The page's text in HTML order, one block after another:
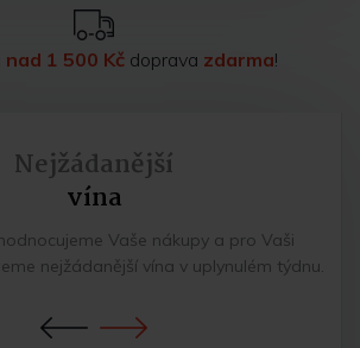
nad 1 500 Kč doprava zdarma!
Nejžádanější
vína
Vaše nákupy a pro Vaši
nejžádanější vína v uplynulém týdnu.
Previous